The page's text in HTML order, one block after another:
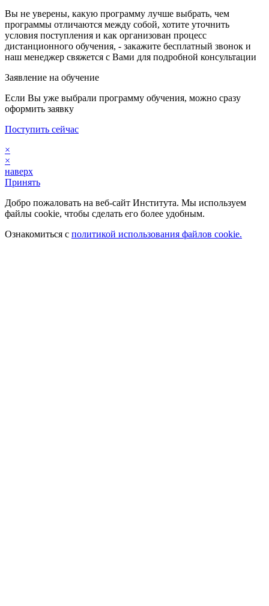
Вы не уверены, какую программу лучше выбрать, чем
программы отличаются между собой, хотите уточнить
условия поступления и как организован процесс
дистанционного обучения, - закажите бесплатный звонок и
наш менеджер свяжется с Вами для подробной консультации
Заявление на обучение
Если Вы уже выбрали программу обучения, можно сразу
оформить заявку
Поступить сейчас
×
×
наверх
Принять
Добро пожаловать на веб-сайт Института. Мы используем
файлы cookie, чтобы сделать его более удобным.
Ознакомиться с политикой использования файлов cookie.